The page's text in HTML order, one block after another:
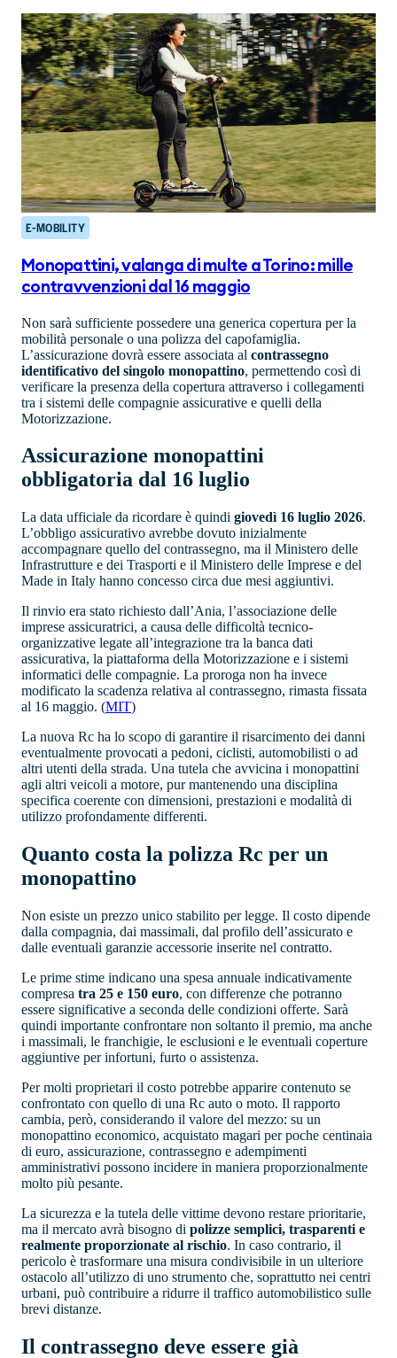
E-MOBILITY
Monopattini, valanga di multe a Torino: mille
contravvenzioni dal 16 maggio
Non sarà sufficiente possedere una generica copertura per la
mobilità personale o una polizza del capofamiglia.
L’assicurazione dovrà essere associata al contrassegno
identificativo del singolo monopattino, permettendo così di
verificare la presenza della copertura attraverso i collegamenti
tra i sistemi delle compagnie assicurative e quelli della
Motorizzazione.
Assicurazione monopattini
obbligatoria dal 16 luglio
La data ufficiale da ricordare è quindi giovedì 16 luglio 2026.
L’obbligo assicurativo avrebbe dovuto inizialmente
accompagnare quello del contrassegno, ma il Ministero delle
Infrastrutture e dei Trasporti e il Ministero delle Imprese e del
Made in Italy hanno concesso circa due mesi aggiuntivi.
Il rinvio era stato richiesto dall’Ania, l’associazione delle
imprese assicuratrici, a causa delle difficoltà tecnico-
organizzative legate all’integrazione tra la banca dati
assicurativa, la piattaforma della Motorizzazione e i sistemi
informatici delle compagnie. La proroga non ha invece
modificato la scadenza relativa al contrassegno, rimasta fissata
al 16 maggio. (MIT⁠)
La nuova Rc ha lo scopo di garantire il risarcimento dei danni
eventualmente provocati a pedoni, ciclisti, automobilisti o ad
altri utenti della strada. Una tutela che avvicina i monopattini
agli altri veicoli a motore, pur mantenendo una disciplina
specifica coerente con dimensioni, prestazioni e modalità di
utilizzo profondamente differenti.
Quanto costa la polizza Rc per un
monopattino
Non esiste un prezzo unico stabilito per legge. Il costo dipende
dalla compagnia, dai massimali, dal profilo dell’assicurato e
dalle eventuali garanzie accessorie inserite nel contratto.
Le prime stime indicano una spesa annuale indicativamente
compresa tra 25 e 150 euro, con differenze che potranno
essere significative a seconda delle condizioni offerte. Sarà
quindi importante confrontare non soltanto il premio, ma anche
i massimali, le franchigie, le esclusioni e le eventuali coperture
aggiuntive per infortuni, furto o assistenza.
Per molti proprietari il costo potrebbe apparire contenuto se
confrontato con quello di una Rc auto o moto. Il rapporto
cambia, però, considerando il valore del mezzo: su un
monopattino economico, acquistato magari per poche centinaia
di euro, assicurazione, contrassegno e adempimenti
amministrativi possono incidere in maniera proporzionalmente
molto più pesante.
La sicurezza e la tutela delle vittime devono restare prioritarie,
ma il mercato avrà bisogno di polizze semplici, trasparenti e
realmente proporzionate al rischio. In caso contrario, il
pericolo è trasformare una misura condivisibile in un ulteriore
ostacolo all’utilizzo di uno strumento che, soprattutto nei centri
urbani, può contribuire a ridurre il traffico automobilistico sulle
brevi distanze.
Il contrassegno deve essere già